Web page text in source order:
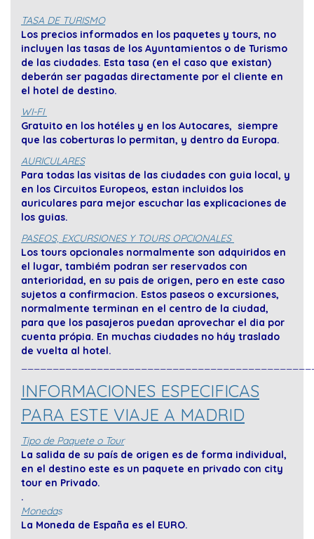
TASA DE TURISMO
Los precios informados en los paquetes y tours, no
incluyen las tasas de los Ayuntamientos o de Turismo
de las ciudades. Esta tasa (en el caso que existan)
deberán ser pagadas directamente por el cliente en
el hotel de destino.
WI-FI
Gratuito en los hotéles y en los Autocares, siempre
que las coberturas lo permitan, y dentro da Europa.
AURICULARES
Para todas las visitas de las ciudades con guia local, y
en los Circuitos Europeos, estan incluidos los
auriculares para mejor escuchar las explicaciones de
los guias.
PASEOS, EXCURSIONES Y TOURS OPCIONALES
Los tours opcionales normalmente son adquiridos en
el lugar, tambiém podran ser reservados con
anterioridad, en su pais de origen, pero en este caso
sujetos a confirmacion. Estos paseos o excursiones,
normalmente terminan en el centro de la ciudad,
para que los pasajeros puedan aprovechar el dia por
cuenta própia. En muchas ciudades no háy traslado
de vuelta al hotel.
INFORMACIONES ESPECIFICAS
PARA ESTE VIAJE A MADRID
Tipo de Paquete o Tour
La salida de su país de origen es de forma individual,
en el destino este es un paquete en privado con city
tour en Privado.
.
Monedas
La Moneda de España es el EURO.